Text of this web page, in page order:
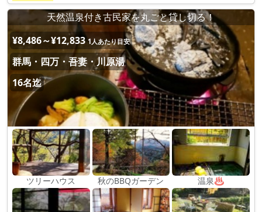
天然温泉付き古民家を丸ごと貸し切る！
¥8,486～¥12,833 1人あたり目安
群馬・四万・吾妻・川原湯
16名迄
ツリーハウス 秋のBBQガーデン 温泉♨